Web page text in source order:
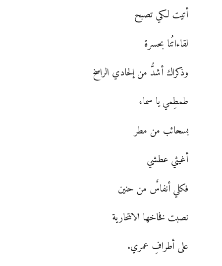
أتيت لكي تصبح
لقاءاتُنا بحسرة
وذكراك أشدُّ من إلحادي الراسخ
طمطِمي يا سماء
بسحائب من مطر
أغيثي عطشي
فكلي أنفاسٌ من حنين
نصبت فخاخها الانتحارية
على أطرافِ عمري.